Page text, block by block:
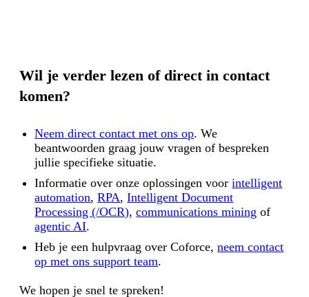
Wil je verder lezen of direct in contact
komen?
Neem direct contact met ons op. We
beantwoorden graag jouw vragen of bespreken
jullie specifieke situatie.
Informatie over onze oplossingen voorintelligent
automation,RPA,Intelligent Document
Processing (/OCR),communications mining of
agentic AI.
Heb je een hulpvraag over Coforce,neem contact
op met ons support team.
We hopen je snel te spreken!